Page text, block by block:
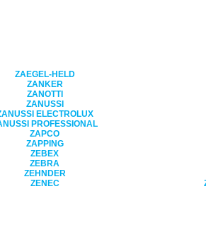
ZAEGEL-HELD
ZANKER
ZANOTTI
ZANUSSI
ELECTROLUX
PROFESSIONAL
ZAPCO
ZAPPING
ZEBEX
ZEBRA
ZEHNDER
ZENEC